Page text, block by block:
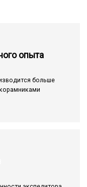
опыта
больше